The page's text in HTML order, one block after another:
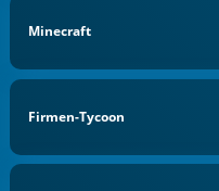
Minecraft
Firmen-Tycoon